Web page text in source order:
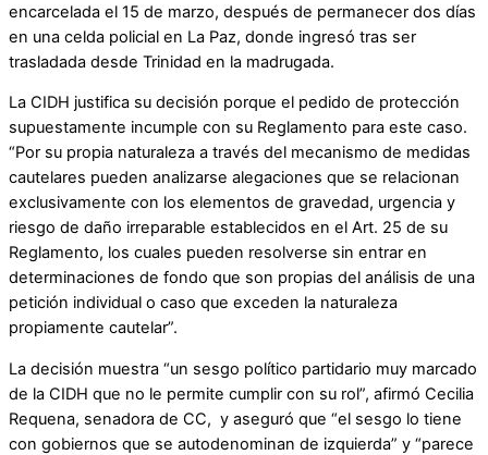
encarcelada el 15 de marzo, después de permanecer dos días
en una celda policial en La Paz, donde ingresó tras ser
trasladada desde Trinidad en la madrugada.
La CIDH justifica su decisión porque el pedido de protección
supuestamente incumple con su Reglamento para este caso.
“Por su propia naturaleza a través del mecanismo de medidas
cautelares pueden analizarse alegaciones que se relacionan
exclusivamente con los elementos de gravedad, urgencia y
riesgo de daño irreparable establecidos en el Art. 25 de su
Reglamento, los cuales pueden resolverse sin entrar en
determinaciones de fondo que son propias del análisis de una
petición individual o caso que exceden la naturaleza
propiamente cautelar”.
La decisión muestra “un sesgo político partidario muy marcado
de la CIDH que no le permite cumplir con su rol”, afirmó Cecilia
Requena, senadora de CC, y aseguró que “el sesgo lo tiene
con gobiernos que se autodenominan de izquierda” y “parece